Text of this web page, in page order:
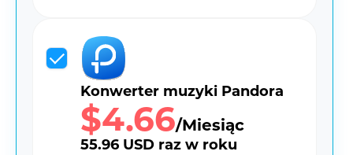
Konwerter muzyki Pandora
$4.66/Miesiąc
55.96 USD raz w roku